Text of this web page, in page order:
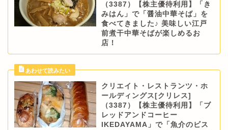
（3387）【株主優待利用】「き
みはん」で「醤油中華そば」を
食べてきました♪ 美味しい江戸
前煮干中華そばが楽しめるお
店！
クリエイト・レストランツ・ホ
ールディングス[クリレス]
（3387）【株主優待利用】「ブ
レッドアンドコーヒー
IKEDAYAMA」で「魚介のビス